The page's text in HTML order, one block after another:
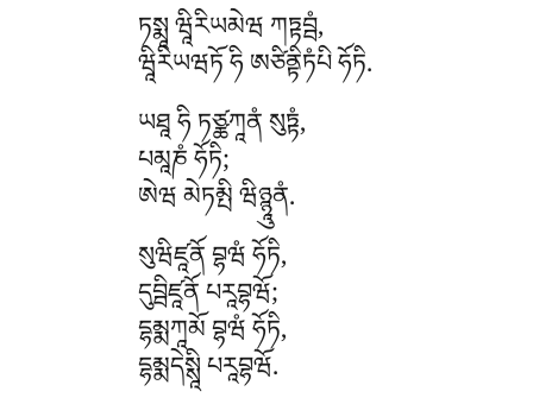
ཏསྨཱཝཱིརིཡམེཝ ཀཏྟབྦཾ,
ཝཱིརིཡཝཏོ ཧི ཨཙིནྟིཏཾཔི ཧོཏི.
ཡཐཱཧི ཏཙྪཀཱནཾ སུཏྟཾ,
པམཱཎཾ ཧོཏི;
ཨེཝ མེཏམྤི ཝིཉྙཱུནཾ.
སུཝིཛཱནོབྷཝཾ ཧོཏི,
དུབྦིཛཱནོ པརཱབྷཝོ;
དྷམྨཀཱམོ བྷཝཾ ཧོཏི,
དྷམྨདེསྶཱི པརཱབྷཝོ.